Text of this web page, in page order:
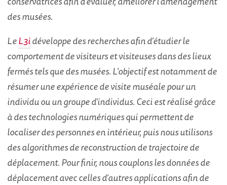
des musées.
LeL3idéveloppe des recherches afin d’étudier le
comportement de visiteurs et visiteuses dans des lieux
fermés tels que des musées. L’objectif est notamment de
résumer une expérience de visite muséale pour un
individu ou un groupe d'individus. Ceci est réalisé grâce
à des technologies numériques qui permettent de
localiser des personnes en intérieur, puis nous utilisons
des algorithmes de reconstruction de trajectoire de
déplacement. Pour finir, nous couplons les données de
déplacement avec celles d’autres applications afin de